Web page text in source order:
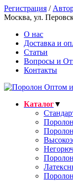
Регистрация /
Москва, ул.
О нас
Доставка и
Статьи
Вопросы и
Контакты
Каталог▼